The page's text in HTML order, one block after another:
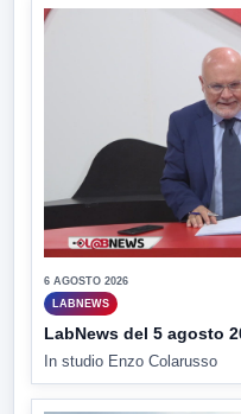
6 AGOSTO 2026
LABNEWS
LabNews del 5 agosto
In studio Enzo Colarusso